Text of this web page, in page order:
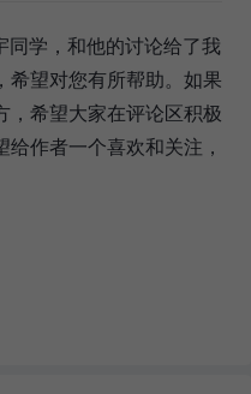
同学，和他的讨论给了我
希望对您有所帮助。如果
，希望大家在评论区积极
作者一个喜欢和关注，